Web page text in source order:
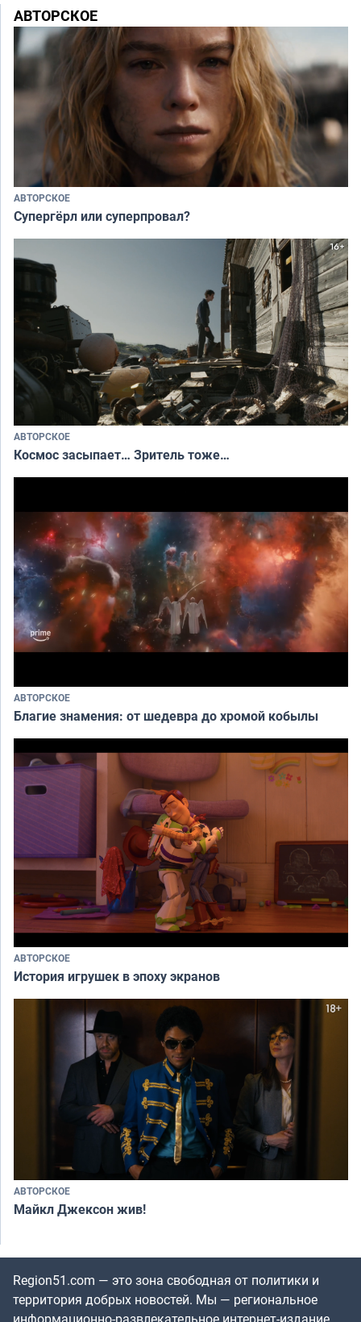
АВТОРСКОЕ
АВТОРСКОЕ
Супергёрл или суперпровал?
АВТОРСКОЕ
Космос засыпает… Зритель тоже…
АВТОРСКОЕ
Благие знамения: от шедевра до хромой кобылы
АВТОРСКОЕ
История игрушек в эпоху экранов
АВТОРСКОЕ
Майкл Джексон жив!
Region51.com — это зона свободная от политики и
территория добрых новостей. Мы — региональное